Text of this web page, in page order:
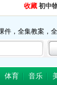
收藏 初中
，全集教案，全
体育 音乐